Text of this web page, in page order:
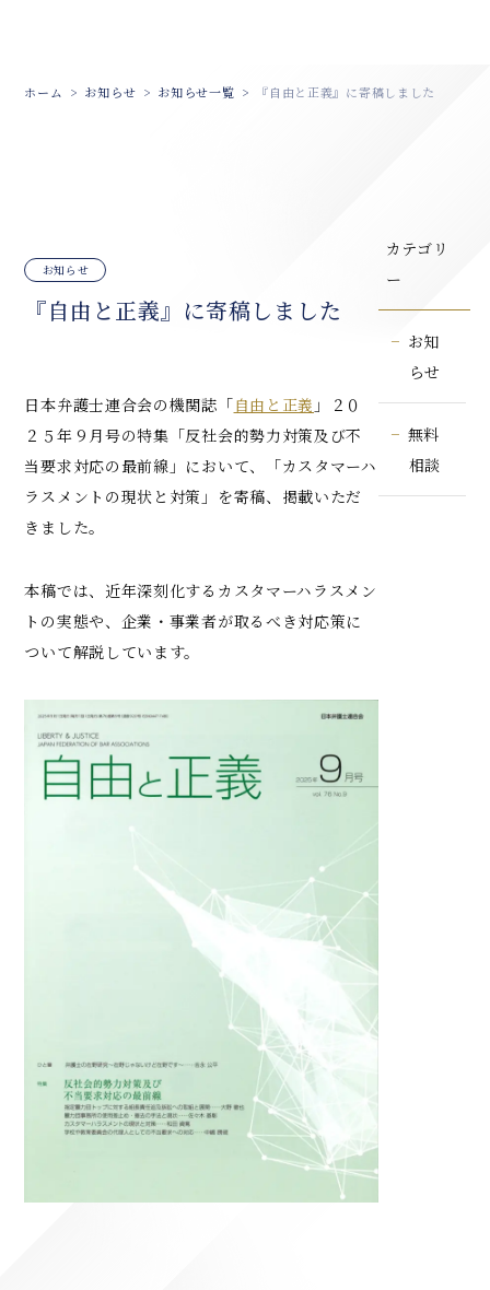
ホーム お知らせ お知らせ一覧 『自由と正義』に寄稿しました
お知らせ
『自由と正義』に寄稿しました
日本弁護士連合会の機関誌「自由と正義 」２０
２５年９月号の特集「反社会的勢力対策及び不
当要求対応の最前線」において、「カスタマーハ
ラスメントの現状と対策」を寄稿、掲載いただ
きました。
本稿では、近年深刻化するカスタマーハラスメン
トの実態や、企業・事業者が取るべき対応策に
ついて解説しています。
カテゴリ
ー
お知
らせ
無料
相談